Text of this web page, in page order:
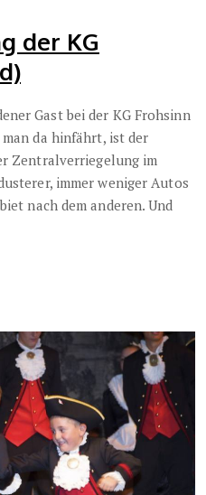
der KG
Gast bei der KG Frohsinn
da hinfährt, ist der
Zentralverriegelung im
immer weniger Autos
nach dem anderen. Und